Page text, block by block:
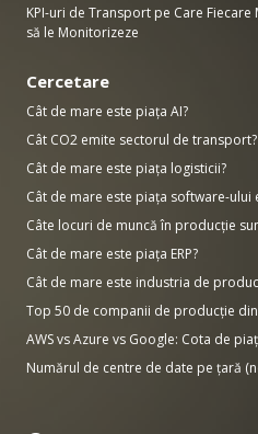
KPI-uri de Transport pe Care
să le Monitorizeze
Cercetare
Cât de mare este piața AI?
Cât CO2 emite sectorul de transport?
Cât de mare este piața logisticii?
Cât de mare este piața software-ului
Câte locuri de muncă în producție
Cât de mare este piața ERP?
Cât de mare este industria de
Top 50 de companii de producție
AWS vs Azure vs Google: Cota de
Numărul de centre de date pe țară